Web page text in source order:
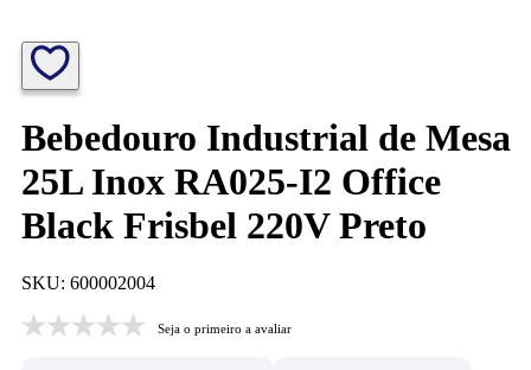
Bebedouro Industrial de Mesa
25L Inox RA025-I2 Office
Black Frisbel 220V Preto
SKU: 600002004
Seja o primeiro a avaliar